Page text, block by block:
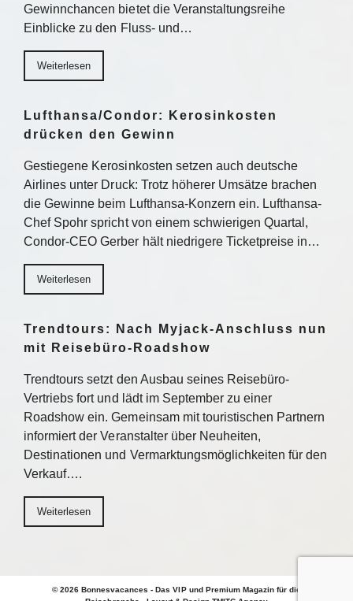
Gewinnchancen bietet die Veranstaltungsreihe
Einblicke zu den Fluss- und…
Weiterlesen
Lufthansa/Condor: Kerosinkosten
drücken den Gewinn
Gestiegene Kerosinkosten setzen auch deutsche
Airlines unter Druck: Trotz höherer Umsätze brachen
die Gewinne beim Lufthansa-Konzern ein. Lufthansa-
Chef Spohr spricht von einem schwierigen Quartal,
Condor-CEO Gerber hält niedrigere Ticketpreise in…
Weiterlesen
Trendtours: Nach Myjack-Anschluss nun
mit Reisebüro-Roadshow
Trendtours setzt den Ausbau seines Reisebüro-
Vertriebs fort und lädt im September zu einer
Roadshow ein. Gemeinsam mit touristischen Partnern
informiert der Veranstalter über Neuheiten,
Destinationen und Vermarktungsmöglichkeiten für den
Verkauf….
Weiterlesen
© 2026 Bonnesvacances - Das VIP und Premium Magazin für die